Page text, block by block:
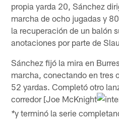
propia yarda 20, Sánchez
marcha de ocho jugadas y
la recuperación de un balón
anotaciones por parte de
Sánchez fijó la mira en
marcha, conectando en tres
52 yardas. Completó otro
corredor [Joe McKnight
*y terminó la serie